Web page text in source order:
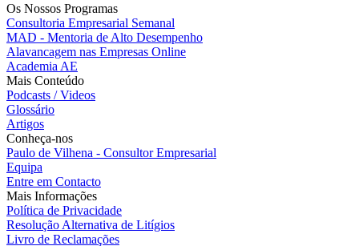
Os Nossos Programas
Consultoria Empresarial Semanal
MAD - Mentoria de Alto Desempenho
Alavancagem nas Empresas Online
Academia AE
Mais Conteúdo
Podcasts / Videos
Glossário
Artigos
Conheça-nos
Paulo de Vilhena - Consultor Empresarial
Equipa
Entre em Contacto
Mais Informações
Política de Privacidade
Resolução Alternativa de Litígios
Livro de Reclamações